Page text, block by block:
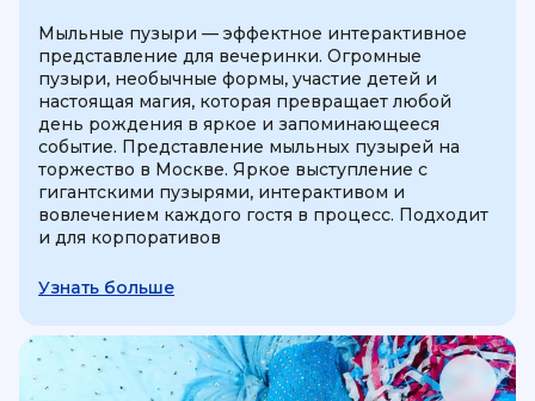
Мыльные пузыри — эффектное интерактивное
представление для вечеринки. Огромные
пузыри, необычные формы, участие детей и
настоящая магия, которая превращает любой
день рождения в яркое и запоминающееся
событие. Представление мыльных пузырей на
торжество в Москве. Яркое выступление с
гигантскими пузырями, интерактивом и
вовлечением каждого гостя в процесс. Подходит
и для корпоративов
Узнать больше